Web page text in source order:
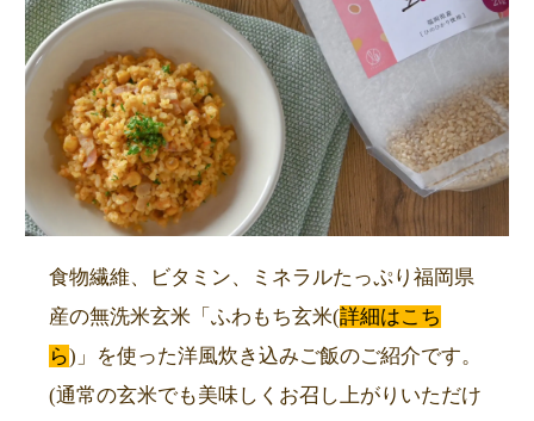
食物繊維、ビタミン、ミネラルたっぷり福岡県
産の無洗米玄米「ふわもち玄米(詳細はこち
ら)」を使った洋風炊き込みご飯のご紹介です。
(通常の玄米でも美味しくお召し上がりいただけ